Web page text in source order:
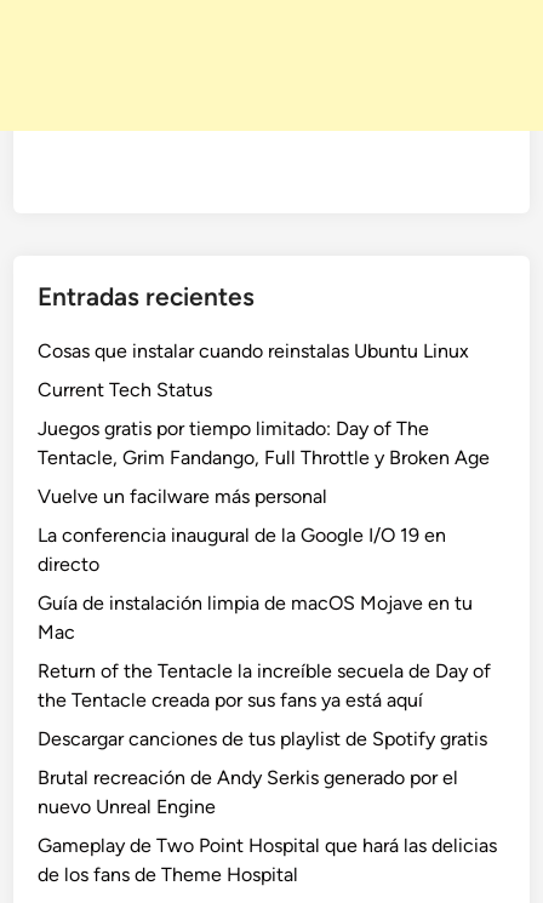
Entradas recientes
Cosas que instalar cuando reinstalas Ubuntu Linux
Current Tech Status
Juegos gratis por tiempo limitado: Day of The
Tentacle, Grim Fandango, Full Throttle y Broken Age
Vuelve un facilware más personal
La conferencia inaugural de la Google I/O 19 en
directo
Guía de instalación limpia de macOS Mojave en tu
Mac
Return of the Tentacle la increíble secuela de Day of
the Tentacle creada por sus fans ya está aquí
Descargar canciones de tus playlist de Spotify gratis
Brutal recreación de Andy Serkis generado por el
nuevo Unreal Engine
Gameplay de Two Point Hospital que hará las delicias
de los fans de Theme Hospital